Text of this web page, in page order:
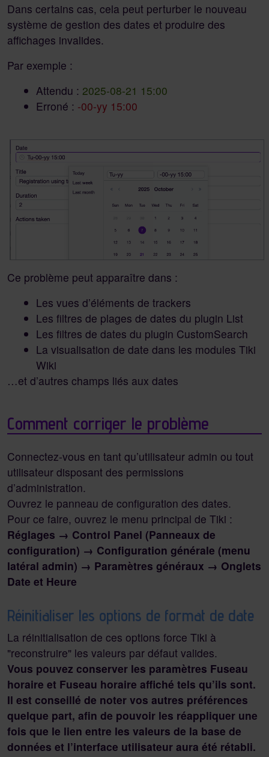
Dans certains cas, cela peut perturber le nouveau
système de gestion des dates et produire des
affichages invalides.
Par exemple :
Attendu : 2025-08-21 15:00
Erroné : -00-yy 15:00
Ce problème peut apparaître dans :
Les vues d’éléments de trackers
Les filtres de plages de dates du plugin List
Les filtres de dates du plugin CustomSearch
La visualisation de date dans les modules Tiki
Wiki
…et d’autres champs liés aux dates
Comment corriger le problème
Connectez-vous en tant qu’utilisateur admin ou tout
utilisateur disposant des permissions
d’administration.
Ouvrez le panneau de configuration des dates.
Pour ce faire, ouvrez le menu principal de Tiki :
Réglages → Control Panel (Panneaux de
configuration) → Configuration générale (menu
latéral admin) → Paramètres généraux → Onglets
Date et Heure
Réinitialiser les options de format de date
La réinitialisation de ces options force Tiki à
"reconstruire" les valeurs par défaut valides.
Vous pouvez conserver les paramètres Fuseau
horaire et Fuseau horaire affiché tels qu’ils sont.
Il est conseillé de noter vos autres préférences
quelque part, afin de pouvoir les réappliquer une
fois que le lien entre les valeurs de la base de
données et l’interface utilisateur aura été rétabli.